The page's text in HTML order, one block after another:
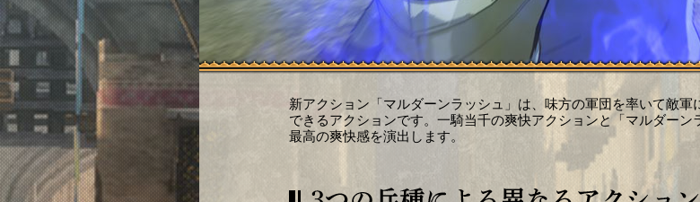
新アクション「マルダーンラッシュ」は、味方の軍団を率いて敵
できるアクションです。一騎当千の爽快アクションと「マルダー
最高の爽快感を演出します。